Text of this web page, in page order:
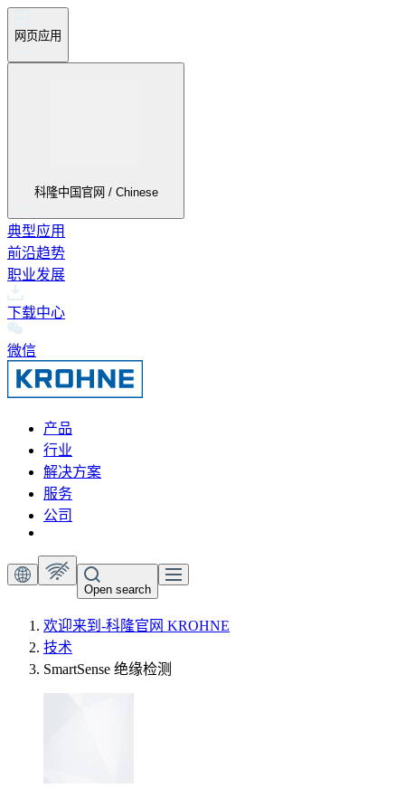
网页应用
科隆中国官网 / Chinese
典型应用
前沿趋势
职业发展
下载中心
微信
产品
行业
解决方案
服务
公司
Open search
欢迎来到-科隆官网 KROHNE
技术
SmartSense 绝缘检测